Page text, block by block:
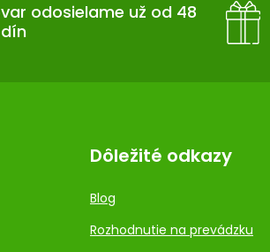
odosielame už od 48
Dôležité odkazy
Blog
Rozhodnutie na prevádzku